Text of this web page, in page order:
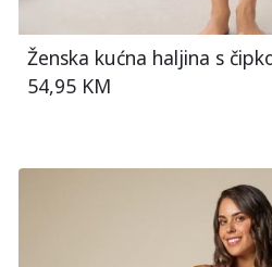
Ženska kućna haljina s
54,95 KM